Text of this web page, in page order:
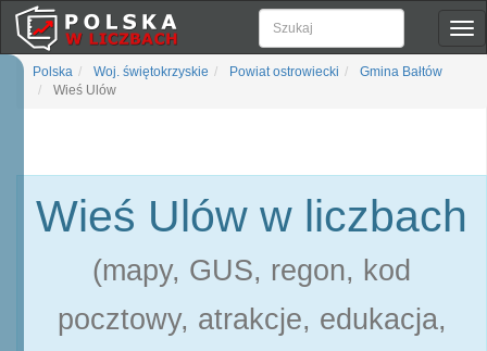
Polska Woj. świętokrzyskie Powiat ostrowiecki
Gmina Bałtów
Wieś Ulów
Wieś Ulów w liczbach
(mapy, GUS, regon, kod
pocztowy, atrakcje, edukacja,